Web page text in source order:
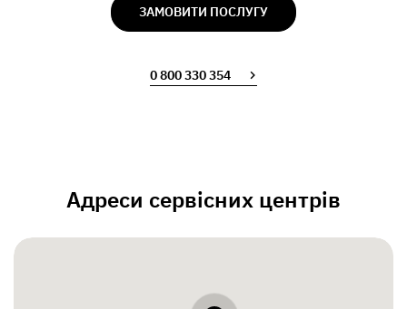
ЗАМОВИТИ ПОСЛУГУ
0 800 330 354
Адреси сервісних центрів